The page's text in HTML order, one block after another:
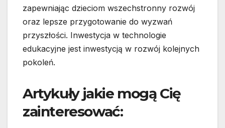
zapewniając dzieciom wszechstronny rozwój
oraz lepsze przygotowanie do wyzwań
przyszłości. Inwestycja w technologie
edukacyjne jest inwestycją w rozwój kolejnych
pokoleń.
Artykuły jakie mogą Cię
zainteresować: